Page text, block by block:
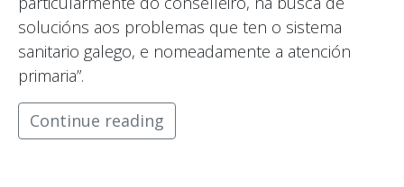
solucións aos problemas que ten o sistema
sanitario galego, e nomeadamente a atención
primaria”.
Continue reading